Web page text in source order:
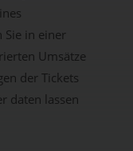
Sie in einer
Umsätze
der Tickets
daten lassen